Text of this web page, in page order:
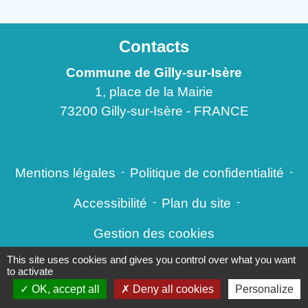
Contacts
Commune de Gilly-sur-Isère
1, place de la Mairie
73200 Gilly-sur-Isère - FRANCE
Mentions légales - Politique de confidentialité -
Accessibilité - Plan du site -
Gestion des cookies
Site créé en partenariat avec Réseau des Communes
This site uses cookies and gives you control over what you want
to activate
OK, accept all
Deny all cookies Personalize